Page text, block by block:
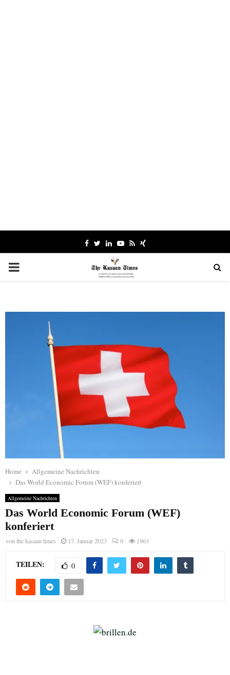
Facebook
TwitterLinkedinYoutube
RssXing
PRIMARY
Home
Allgemeine Nachrichten
Das World Economic Forum (WEF) konferiert
Allgemeine Nachrichten
Das World Economic Forum (WEF)
konferiert
vonthe kasaan times 17. Januar 2023 0 1963
TEILEN: 0